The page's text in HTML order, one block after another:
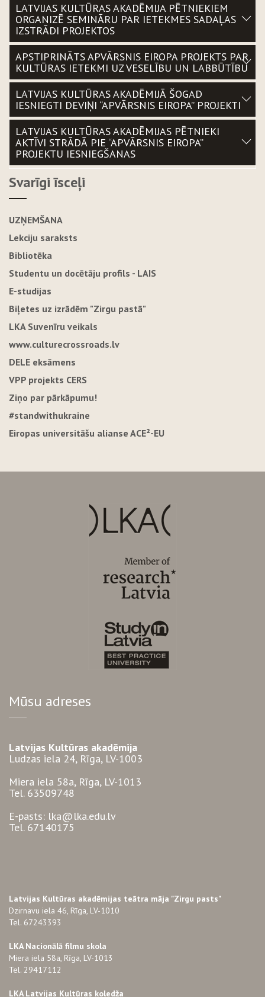
LATVIJAS KULTŪRAS AKADĒMIJA PĒTNIEKIEM
ORGANIZĒ SEMINĀRU PAR IETEKMES SADAĻAS
IZSTRĀDI PROJEKTOS
APSTIPRINĀTS APVĀRSNIS EIROPA PROJEKTS PAR
KULTŪRAS IETEKMI UZ VESELĪBU UN LABBŪTĪBU
LATVIJAS KULTŪRAS AKADĒMIJĀ ŠOGAD
IESNIEGTI DEVIŅI “APVĀRSNIS EIROPA” PROJEKTI
LATVIJAS KULTŪRAS AKADĒMIJAS PĒTNIEKI
AKTĪVI STRĀDĀ PIE “APVĀRSNIS EIROPA”
PROJEKTU IESNIEGŠANAS
Svarīgi īsceļi
UZŅEMŠANA
Lekciju saraksts
Bibliotēka
Studentu un docētāju profils - LAIS
E-studijas
Biļetes uz izrādēm "Zirgu pastā"
LKA Suvenīru veikals
www.culturecrossroads.lv
DELE eksāmens
VPP projekts CERS
Ziņo par pārkāpumu!
#standwithukraine
Eiropas universitāšu alianse ACE²-EU
Mūsu adreses
Latvijas Kultūras akadēmija
Ludzas iela 24, Rīga, LV-1003
Miera iela 58a, Rīga, LV-1013
Tel. 63509748
E-pasts: lka@lka.edu.lv
Tel. 67140175
Latvijas Kultūras akadēmijas teātra māja "Zirgu pasts"
Dzirnavu iela 46, Rīga, LV-1010
Tel. 67243393
LKA Nacionālā filmu skola
Miera iela 58a, Rīga, LV-1013
Tel. 29417112
LKA Latvijas Kultūras koledža